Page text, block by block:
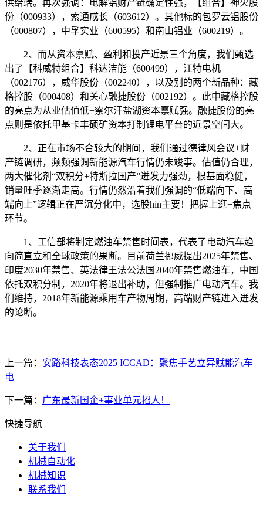
供给端。再次强调：电解铝财产链确定性强，【组合】神火股
份（000933），索通成长（603612）。其他标的包罗云铝股份
（000807），中孚实业（600595）和南山铝业（600219）。
2、而从资本禀赋、盈利和投产近景三个角度，我们甄选
出了【科威特组合】科达洁能（600499），江特电机
（002176），威华股份（002240），以及别的两个新品种：藏
格控股（000408）和关心融捷股份（002192）。此中藏格控股
的亮点为从业估值低+察尔汗盐湖资本禀赋强。融捷股份的亮
点则是依托甲基卡丰硕矿资本打制锂电平台的近景空间大。
2、正在市场不合较大的期间，我们通过德律风会议+财
产链调研，频频强调新能源汽车行情仍未竣事。估值仍合理，
两大催化剂“双积分+特斯拉国产”迸发力强劲，根基面稳健，
销量旺季逐渐走高。行情仍然沿着我们强调的“低端向下、高
端向上”逻辑正在严沉分化中，选股hin主要！把握上逛+焦点
环节。
1、工信部将制定燃油车禁售时间表，代表了电动汽车趋
向简直立和全球政策的果断。目前荷兰挪威提出2025年禁售、
印度2030年禁售、英法律王法公法国2040年禁售燃油车，中国
依托双积分制，2020年将退出补助，但强制推广电动汽车。我
们维持，2018年新能源乘用车产物周期，高端财产链进入迸发
的论断。
上一篇： 安路科技表态2025 ICCAD：聚焦手艺立异赋能汽车
电
下一篇： 广东最新国企+事业单元招人！
快捷导航
关于我们
机械自动化
机械知识
联系我们